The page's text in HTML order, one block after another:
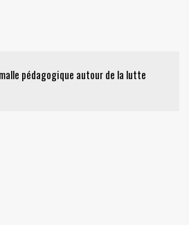
pédagogique autour de la lutte